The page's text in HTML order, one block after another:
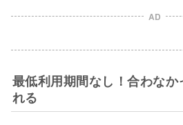
AD
最低利用期間なし！合わな
れる